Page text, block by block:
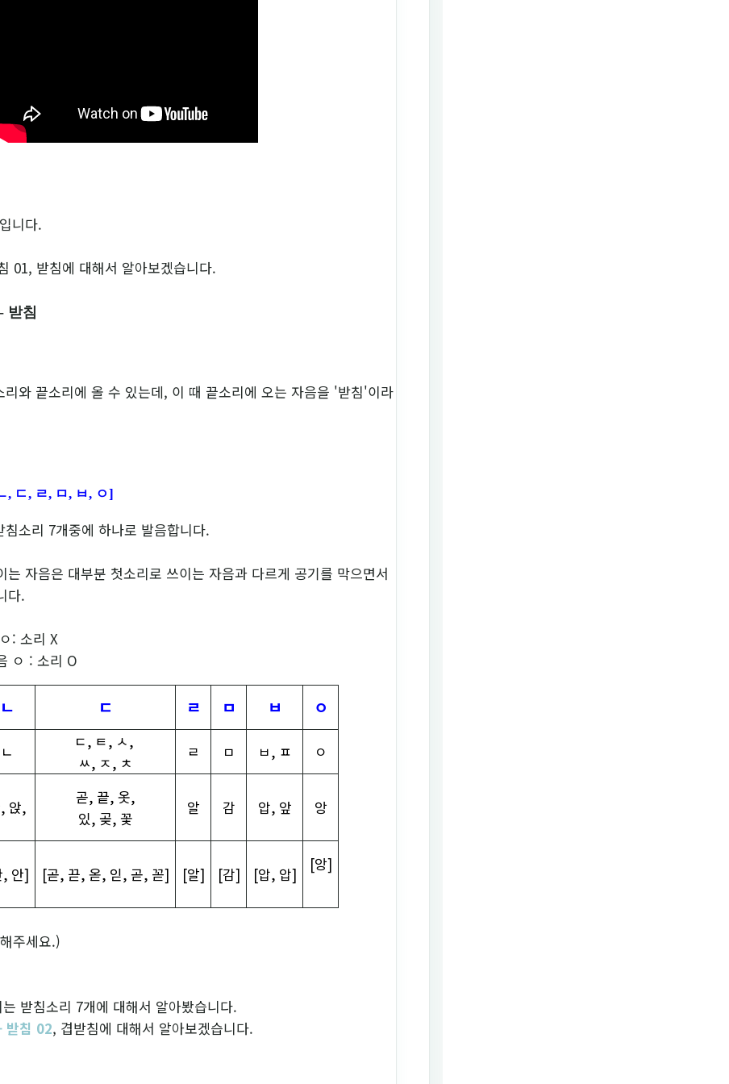
니다.
01, 받침에 대해서 알아보겠습니다.
받침
리와 끝소리에 올 수 있는데, 이 때 끝소리에 오는 자음을 '받침'이라
, ㄷ, ㄹ, ㅁ, ㅂ, ㅇ]
소리 7개중에 하나로 발음합니다.
는 자음은 대부분 첫소리로 쓰이는 자음과 다르게 공기를 막으면서
다.
: 소리 X
ㅇ : 소리 O
ㄴ ㄷ ㄹ ㅁ ㅂ ㅇ
ㄴ
ㄷ, ㅌ, ㅅ,
ㅆ, ㅈ, ㅊ
ㄹ ㅁ ㅂ, ㅍ ㅇ
, 앉,
곧, 끝, 옷,
있, 곶, 꽃
알 감 압, 앞 앙
, 안] [곧, 끋, 옫, 읻, 곧, 꼳] [알] [감] [압, 압]
[앙]
주세요.)
받침소리 7개에 대해서 알아봤습니다.
받침 02, 겹받침에 대해서 알아보겠습니다.